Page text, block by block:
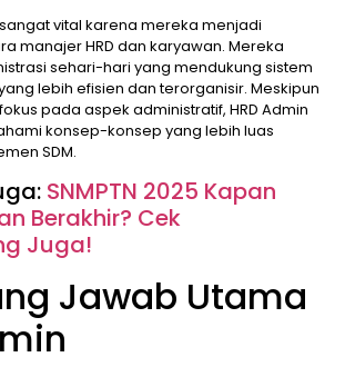
sangat vital karena mereka menjadi
manajer HRD dan karyawan. Mereka
sehari-hari yang mendukung sistem
lebih efisien dan terorganisir. Meskipun
pada aspek administratif, HRD Admin
konsep-konsep yang lebih luas
SDM.
SNMPTN 2025 Kapan
Berakhir? Cek
Juga!
Jawab Utama